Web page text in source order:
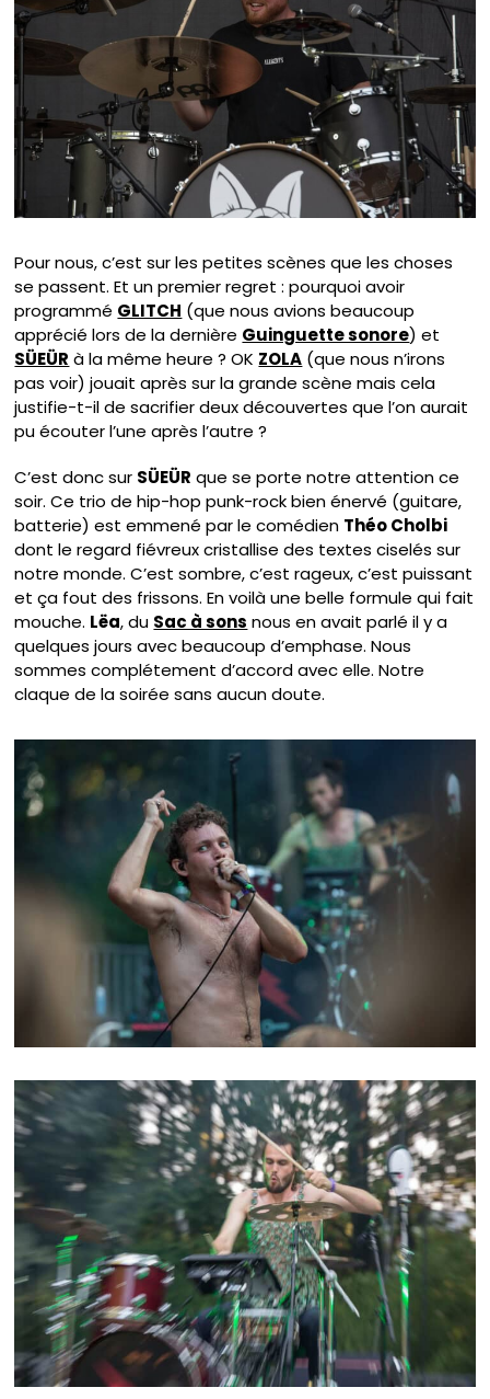
Pour nous, c’est sur les petites scènes que les choses
se passent. Et un premier regret : pourquoi avoir
programmé GLITCH (que nous avions beaucoup
apprécié lors de la dernière Guinguette sonore) et
SÜEÜR à la même heure ? OK ZOLA (que nous n’irons
pas voir) jouait après sur la grande scène mais cela
justifie-t-il de sacrifier deux découvertes que l’on aurait
pu écouter l’une après l’autre ?
C’est donc sur SÜEÜR que se porte notre attention ce
soir. Ce trio de hip-hop punk-rock bien énervé (guitare,
batterie) est emmené par le comédien Théo Cholbi
dont le regard fiévreux cristallise des textes ciselés sur
notre monde. C’est sombre, c’est rageux, c’est puissant
et ça fout des frissons. En voilà une belle formule qui fait
mouche. Lëa, du Sac à sons nous en avait parlé il y a
quelques jours avec beaucoup d’emphase. Nous
sommes complétement d’accord avec elle. Notre
claque de la soirée sans aucun doute.